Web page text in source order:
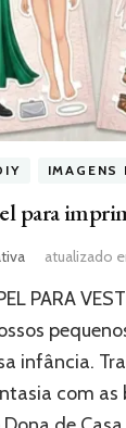
IMAGENS
para
atualizado
PARA
infância.
com as